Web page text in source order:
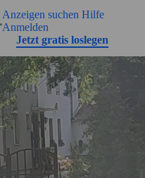
Anzeigen suchen Hilfe
Anmelden
Jetzt gratis loslegen